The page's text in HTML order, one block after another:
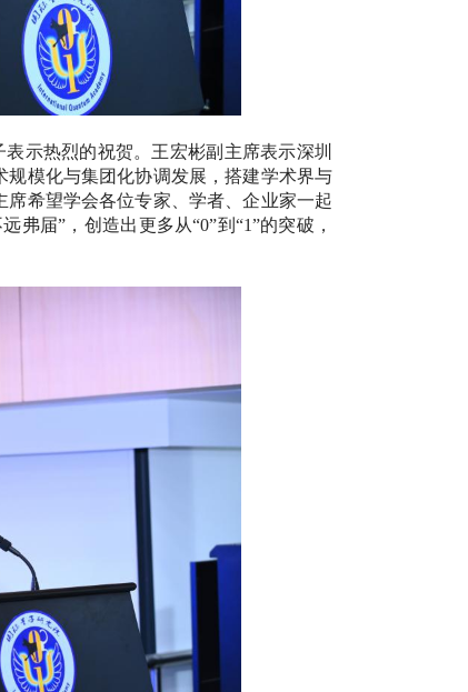
示热烈的祝贺。王宏彬副主席表示深圳
模化与集团化协调发展，搭建学术界与
希望学会各位专家、学者、企业家一起
弗届”，创造出更多从“0”到“1”的突破，